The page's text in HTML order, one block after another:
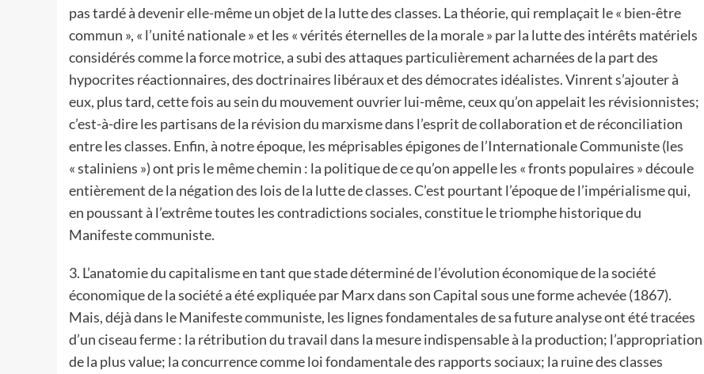
pas tardé à devenir elle-même un objet de la lutte des classes. La théorie, qui remplaçait le « bien-être
commun », « l’unité nationale » et les « vérités éternelles de la morale » par la lutte des intérêts matériels
considérés comme la force motrice, a subi des attaques particulièrement acharnées de la part des
hypocrites réactionnaires, des doctrinaires libéraux et des démocrates idéalistes. Vinrent s’ajouter à
eux, plus tard, cette fois au sein du mouvement ouvrier lui-même, ceux qu’on appelait les révisionnistes;
c’est-à-dire les partisans de la révision du marxisme dans l’esprit de collaboration et de réconciliation
entre les classes. Enfin, à notre époque, les méprisables épigones de l’Internationale Communiste (les
« staliniens ») ont pris le même chemin : la politique de ce qu’on appelle les « fronts populaires » découle
entièrement de la négation des lois de la lutte de classes. C’est pourtant l’époque de l’impérialisme qui,
en poussant à l’extrême toutes les contradictions sociales, constitue le triomphe historique du
Manifeste communiste.
3. L’anatomie du capitalisme en tant que stade déterminé de l’évolution économique de la société
économique de la société a été expliquée par Marx dans son Capital sous une forme achevée (1867).
Mais, déjà dans le Manifeste communiste, les lignes fondamentales de sa future analyse ont été tracées
d’un ciseau ferme : la rétribution du travail dans la mesure indispensable à la production; l’appropriation
de la plus value; la concurrence comme loi fondamentale des rapports sociaux; la ruine des classes